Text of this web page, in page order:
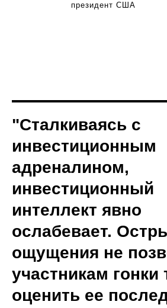
президент США
"Сталкиваясь с
инвестиционным
адреналином,
инвестиционный
интеллект явно
ослабевает.
ощущения не
участникам гонки
оценить ее